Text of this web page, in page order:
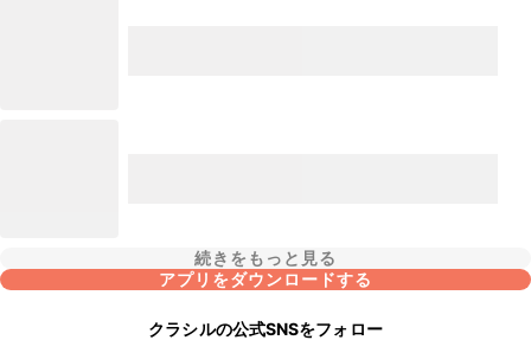
続きをもっと見る
アプリをダウンロードする
クラシルの公式SNSをフォロー